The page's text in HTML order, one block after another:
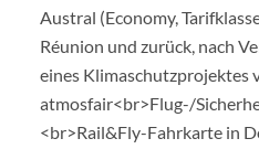
Austral (Economy,
Réunion und zurück, nach
eines Klimaschutzprojektes
atmosfair<br>Flug-/
<br>Rail&Fly-Fahrkarte in